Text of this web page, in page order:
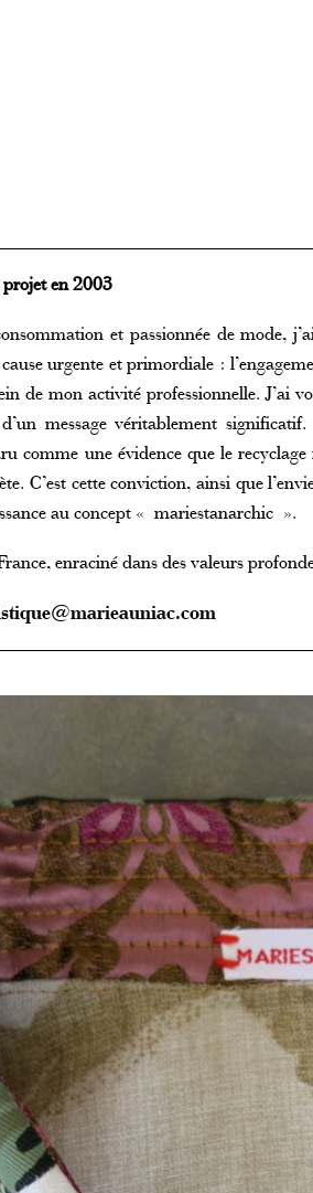
en 2003
et passionnée de mode,
urgente et primordiale :
de mon activité professionnelle.
message véritablement
comme une évidence que le
C’est cette conviction, ainsi que
au concept « mariestanarchic ».
enraciné dans des valeurs